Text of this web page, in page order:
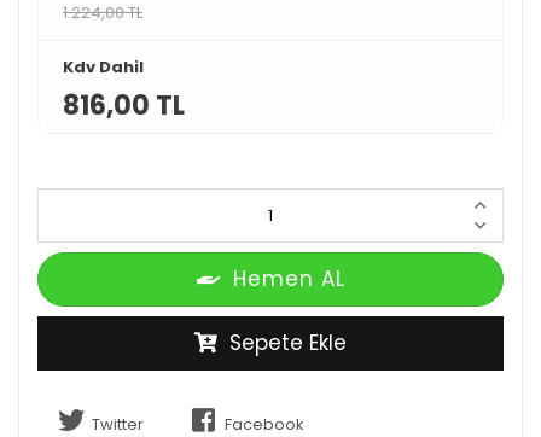
1.224,00 TL
Kdv Dahil
816,00 TL
Hemen AL
Sepete Ekle
Twitter Facebook